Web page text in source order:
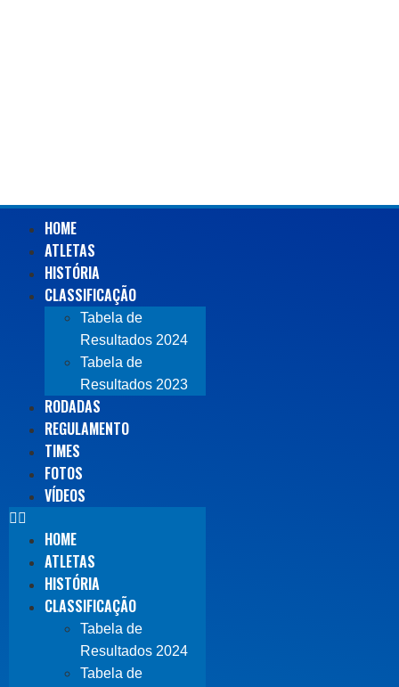
HOME
ATLETAS
HISTÓRIA
CLASSIFICAÇÃO
Tabela de
Resultados 2024
Tabela de
Resultados 2023
RODADAS
REGULAMENTO
TIMES
FOTOS
VÍDEOS
HOME
ATLETAS
HISTÓRIA
CLASSIFICAÇÃO
Tabela de
Resultados 2024
Tabela de